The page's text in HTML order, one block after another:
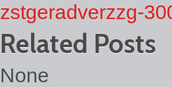
zstgeradverzzg-
Related Posts
None